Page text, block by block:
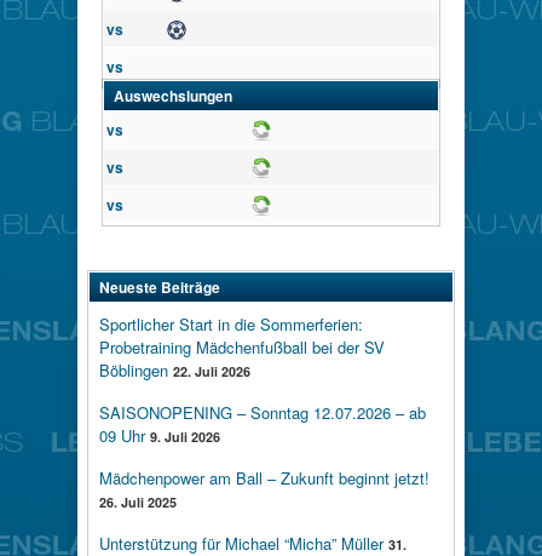
vs
vs
Auswechslungen
vs
vs
vs
Neueste Beiträge
Sportlicher Start in die Sommerferien:
Probetraining Mädchenfußball bei der SV
Böblingen 22. Juli 2026
SAISONOPENING – Sonntag 12.07.2026 – ab
09 Uhr 9. Juli 2026
Mädchenpower am Ball – Zukunft beginnt jetzt!
26. Juli 2025
Unterstützung für Michael “Micha” Müller 31.